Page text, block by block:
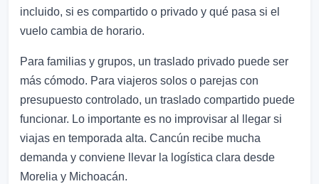
incluido, si es compartido o privado y qué pasa si el
vuelo cambia de horario.
Para familias y grupos, un traslado privado puede ser
más cómodo. Para viajeros solos o parejas con
presupuesto controlado, un traslado compartido puede
funcionar. Lo importante es no improvisar al llegar si
viajas en temporada alta. Cancún recibe mucha
demanda y conviene llevar la logística clara desde
Morelia y Michoacán.